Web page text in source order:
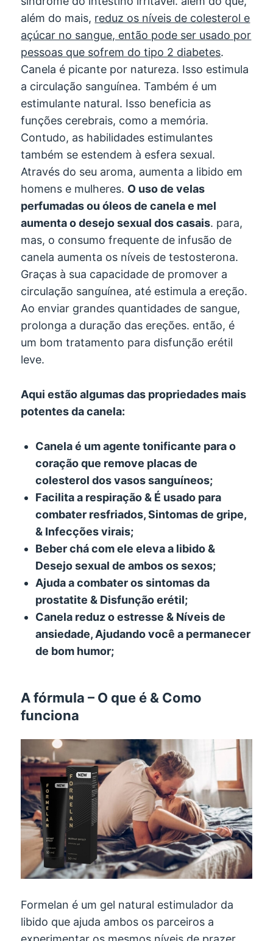
além do mais, reduz os níveis de colesterol e
açúcar no sangue, então pode ser usado por
pessoas que sofrem do tipo 2 diabetes.
Canela é picante por natureza. Isso estimula
a circulação sanguínea. Também é um
estimulante natural. Isso beneficia as
funções cerebrais, como a memória.
Contudo, as habilidades estimulantes
também se estendem à esfera sexual.
Através do seu aroma, aumenta a libido em
homens e mulheres. O uso de velas
perfumadas ou óleos de canela e mel
aumenta o desejo sexual dos casais. para,
mas, o consumo frequente de infusão de
canela aumenta os níveis de testosterona.
Graças à sua capacidade de promover a
circulação sanguínea, até estimula a ereção.
Ao enviar grandes quantidades de sangue,
prolonga a duração das ereções. então, é
um bom tratamento para disfunção erétil
leve.
Aqui estão algumas das propriedades mais
potentes da canela:
Canela é um agente tonificante para o
coração que remove placas de
colesterol dos vasos sanguíneos;
Facilita a respiração & É usado para
combater resfriados, Sintomas de gripe,
& Infecções virais;
Beber chá com ele eleva a libido &
Desejo sexual de ambos os sexos;
Ajuda a combater os sintomas da
prostatite & Disfunção erétil;
Canela reduz o estresse & Níveis de
ansiedade, Ajudando você a permanecer
de bom humor;
A fórmula – O que é & Como
funciona
Formelan é um gel natural estimulador da
libido que ajuda ambos os parceiros a